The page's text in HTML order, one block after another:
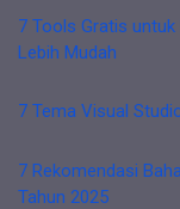
7 Tools Gratis
Lebih Mudah
7 Tema Visual
7 Rekomendasi
Tahun 2025